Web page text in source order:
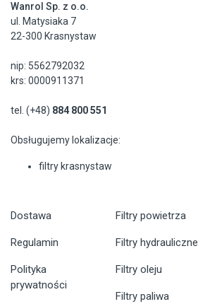
Wanrol Sp. z o.o.
ul. Matysiaka 7
22-300 Krasnystaw
nip: 5562792032
krs: 0000911371
tel. (+48) 884 800 551
Obsługujemy lokalizacje:
filtry krasnystaw
Dostawa
Regulamin
Polityka
prywatności
Filtry powietrza
Filtry hydrauliczne
Filtry oleju
Filtry paliwa